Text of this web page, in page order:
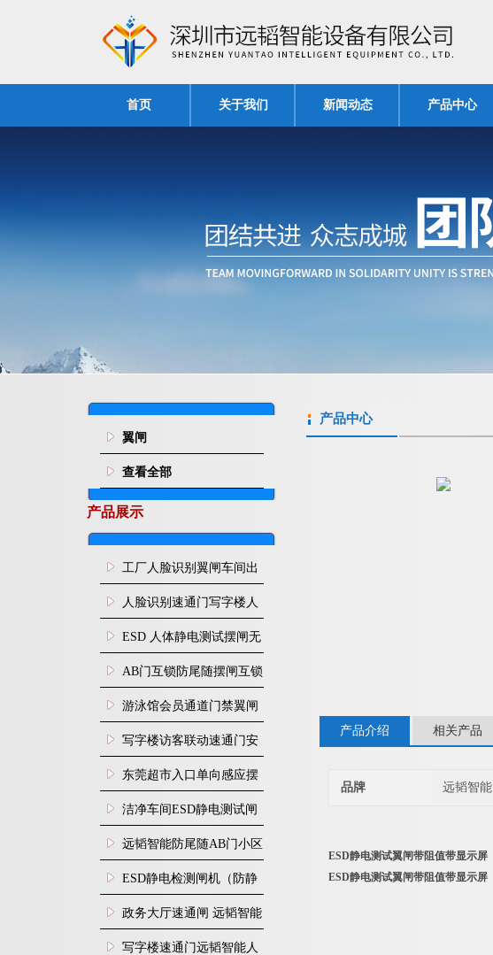
首页 关于我们 新闻动态 产品中心
翼闸
查看全部
产品展示
工厂人脸识别翼闸车间出
入口人行通道门禁
人脸识别速通门写字楼人
行通道闸门禁设备
ESD 人体静电测试摆闸无
尘车间防静电闸机
AB门互锁防尾随摆闸互锁
闸机
游泳馆会员通道门禁翼闸
写字楼访客联动速通门安
装
东莞超市入口单向感应摆
闸安装
洁净车间ESD静电测试闸
机
远韬智能防尾随AB门小区
门禁闸机安装
​ESD静电检测闸机（防静
电门禁通道系统）
政务大厅速通闸 远韬智能
防尾随静音速通门
写字楼速通门远韬智能人
产品中心
产品介绍 相关产品
品牌 远韬智能
ESD静电测试翼闸带阻值带显示屏
ESD静电测试翼闸带阻值带显示屏